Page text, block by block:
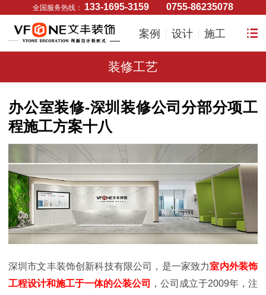
全国服务热线： 133-1695-3159 0755-86235078
案例 设计 施工
装修工艺
办公室装修-深圳装修公司分部分项工
程施工方案十八
深圳市文丰装饰创新科技有限公司，是一家致力室内外装饰
工程设计和施工于一体的公装公司
，公司成立于2009年，注